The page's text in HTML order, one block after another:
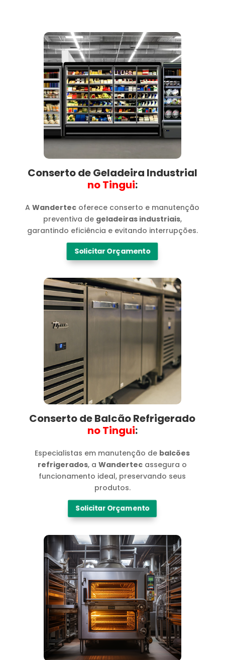
Conserto de Geladeira Industrial
no Tingui​:
AWandertec oferece conserto e manutenção
preventiva de geladeiras industriais,
garantindo eficiência e evitando interrupções.
Solicitar Orçamento
Conserto de Balcão Refrigerado
no Tingui​:
Especialistas em manutenção de balcões
refrigerados, aWandertec assegura o
funcionamento ideal, preservando seus
produtos.
Solicitar Orçamento